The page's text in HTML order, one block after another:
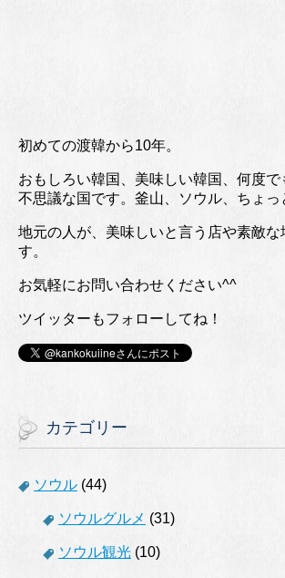
初めての渡韓から10年。
おもしろい韓国、美味しい韓国、何度で
不思議な国です。釜山、ソウル、ちょっ
地元の人が、美味しいと言う店や素敵
す。
お気軽にお問い合わせください^^
ツイッターもフォローしてね！
カテゴリー
ソウル (44)
ソウルグルメ (31)
ソウル観光 (10)